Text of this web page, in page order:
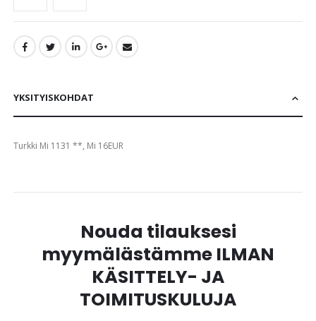
YKSITYISKOHDAT
Turkki Mi 1131 **, Mi 16EUR
Nouda tilauksesi
myymälästämme ILMAN
KÄSITTELY- JA
TOIMITUSKULUJA